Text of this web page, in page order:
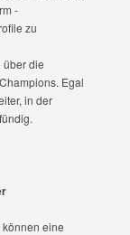
-
zu
über die
Egal
in der
eine